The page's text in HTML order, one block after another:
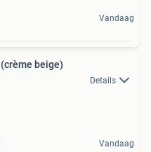
Vandaag
beige)
Details
Vandaag